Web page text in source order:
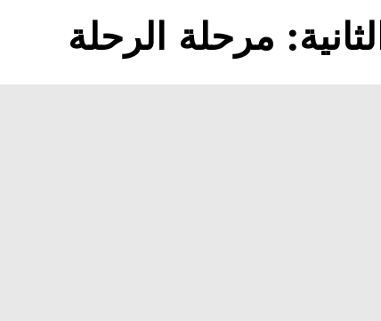
مرحلة الرحلة